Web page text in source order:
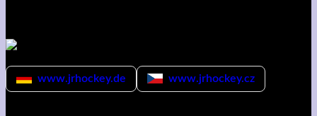
www.jrhockey.de
www.jrhockey.cz